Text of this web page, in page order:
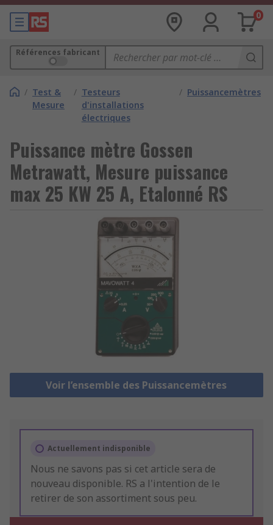
0
Références fabricant
/ Test &
Mesure
/ Testeurs
d'installations
électriques
/ Puissancemètres
Puissance mètre Gossen
Metrawatt, Mesure puissance
max 25 KW 25 A, Etalonné RS
Voir l’ensemble des Puissancemètres
Actuellement indisponible
Nous ne savons pas si cet article sera de
nouveau disponible. RS a l'intention de le
retirer de son assortiment sous peu.